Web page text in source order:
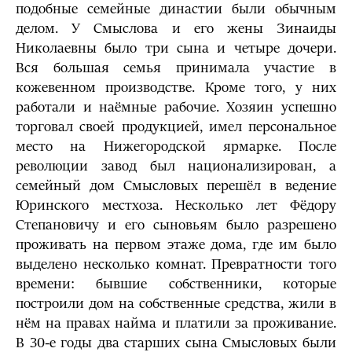
подобные семейные династии были обычным
делом. У Смыслова и его жены Зинаиды
Николаевны было три сына и четыре дочери.
Вся большая семья принимала участие в
кожевенном производстве. Кроме того, у них
работали и наёмные рабочие. Хозяин успешно
торговал своей продукцией, имел персональное
место на Нижегородской ярмарке. После
революции завод был национализирован, а
семейный дом Смысловых перешёл в ведение
Юринского местхоза. Несколько лет Фёдору
Степановичу и его сыновьям было разрешено
проживать на первом этаже дома, где им было
выделено несколько комнат. Превратности того
времени: бывшие собственники, которые
построили дом на собственные средства, жили в
нём на правах найма и платили за проживание.
В 30-е годы два старших сына Смысловых были